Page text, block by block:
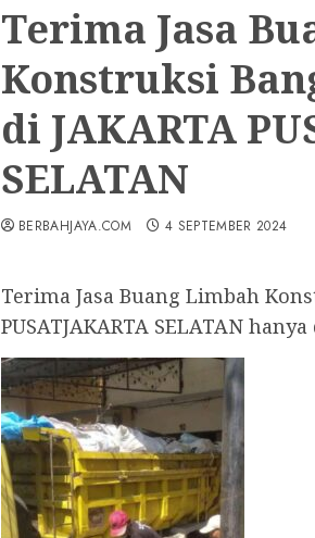
Terima Jasa
Konstruksi
di JAKARTA
SELATAN
BERBAHJAYA.COM 4 SEPTEMBER 2024
Terima Jasa Buang Limbah
PUSATJAKARTA SELATAN